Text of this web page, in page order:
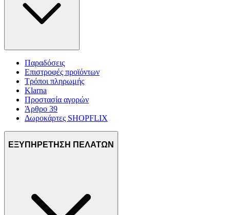
Παραδόσεις
Επιστροφές προϊόντων
Τρόποι πληρωμής
Klarna
Προστασία αγορών
Άρθρο 39
Δωροκάρτες SHOPFLIX
ΕΞΥΠΗΡΕΤΗΣΗ ΠΕΛΑΤΩΝ